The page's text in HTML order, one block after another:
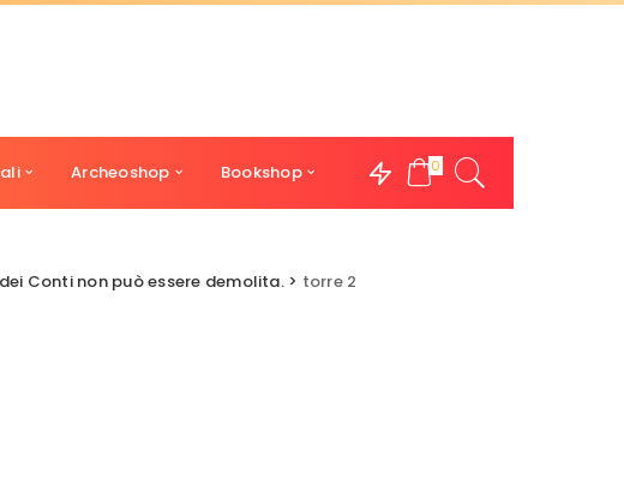
Archeoshop Bookshop 0
dei Conti non può essere demolita.> torre 2